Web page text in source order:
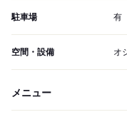
駐車場 有
空間・設備 オ
メニュー